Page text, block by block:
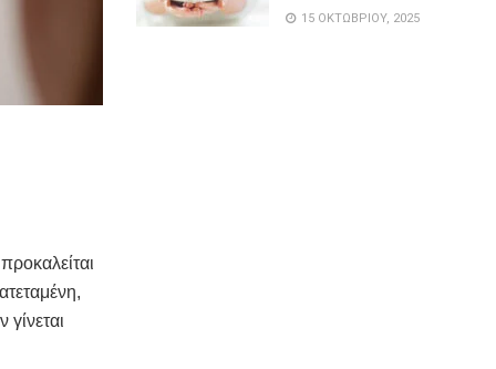
15 ΟΚΤΩΒΡΊΟΥ, 2025